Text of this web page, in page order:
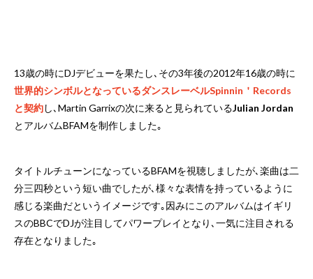
13歳の時にDJデビューを果たし､その3年後の2012年16歳の時に
世界的シンボルとなっているダンスレーベルSpinnin＇Records
と契約し､Martin Garrixの次に来ると見られているJulian Jordan
とアルバムBFAMを制作しました｡
タイトルチューンになっているBFAMを視聴しましたが､楽曲は二
分三四秒という短い曲でしたが､様々な表情を持っているように
感じる楽曲だというイメージです｡因みにこのアルバムはイギリ
スのBBCでDJが注目してパワープレイとなり､一気に注目される
存在となりました｡